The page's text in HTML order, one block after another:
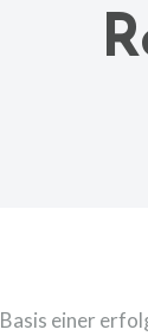
Basis einer